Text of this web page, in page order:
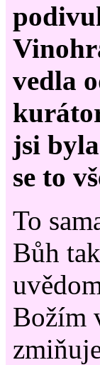
vedla
jsi
se to
To
Bůh
Božím